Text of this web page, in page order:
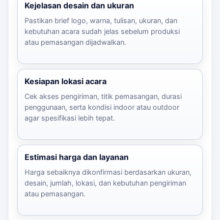
Kejelasan desain dan ukuran
Pastikan brief logo, warna, tulisan, ukuran, dan
kebutuhan acara sudah jelas sebelum produksi
atau pemasangan dijadwalkan.
Kesiapan lokasi acara
Cek akses pengiriman, titik pemasangan, durasi
penggunaan, serta kondisi indoor atau outdoor
agar spesifikasi lebih tepat.
Estimasi harga dan layanan
Harga sebaiknya dikonfirmasi berdasarkan ukuran,
desain, jumlah, lokasi, dan kebutuhan pengiriman
atau pemasangan.